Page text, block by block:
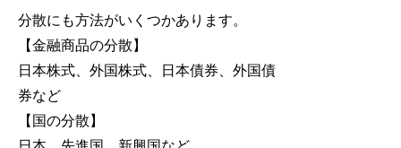
分散にも方法がいくつかあります。
【金融商品の分散】
日本株式、外国株式、日本債券、外国債
券など
【国の分散】